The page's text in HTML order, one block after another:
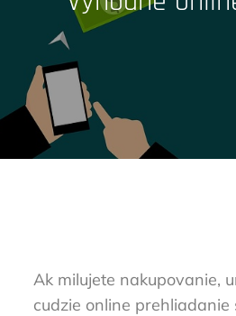
Ak milujete nakupovanie,
cudzie online prehliadanie